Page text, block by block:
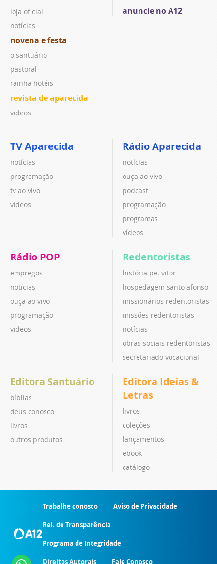
loja oficial
notícias
novena e festa
o santuário
pastoral
rainha hotéis
revista de aparecida
vídeos
anuncie no A12
TV Aparecida
notícias
programação
tv ao vivo
vídeos
Rádio Aparecida
notícias
ouça ao vivo
podcast
programação
programas
vídeos
Rádio POP
empregos
notícias
ouça ao vivo
programação
vídeos
Redentoristas
história pe. vitor
hospedagem santo afonso
missionários redentoristas
missões redentoristas
notícias
obras sociais redentoristas
secretariado vocacional
Editora Santuário
bíblias
deus conosco
livros
outros produtos
Editora Ideias &
Letras
livros
coleções
lançamentos
ebook
catálogo
Trabalhe conosco Aviso de Privacidade
Rel. de Transparência
Programa de Integridade
Direitos Autorais Fale Conosco